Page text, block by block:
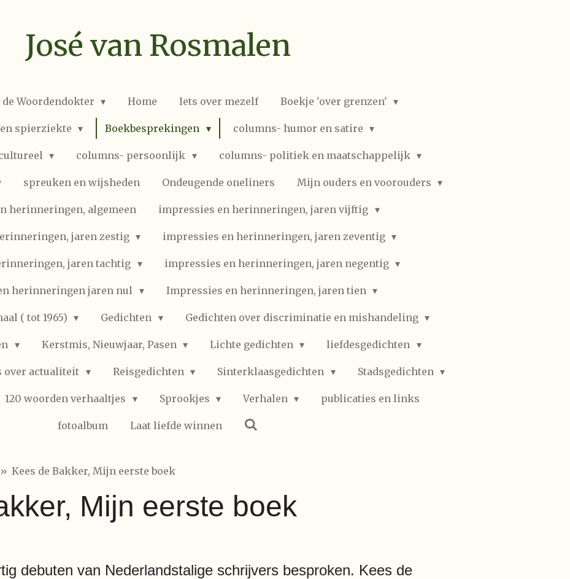
José van Rosmalen
de Woordendokter Home Iets over mezelf Boekje 'over grenzen'
spierziekte Boekbesprekingen columns- humor en satire
columns- persoonlijk columns- politiek en maatschappelijk
spreuken en wijsheden Ondeugende oneliners Mijn ouders en voorouders
herinneringen, algemeen impressies en herinneringen, jaren vijftig
jaren zestig impressies en herinneringen, jaren zeventig
jaren tachtig impressies en herinneringen, jaren negentig
herinneringen jaren nul Impressies en herinneringen, jaren tien
( tot 1965) Gedichten Gedichten over discriminatie en mishandeling
Kerstmis, Nieuwjaar, Pasen Lichte gedichten liefdesgedichten
actualiteit Reisgedichten Sinterklaasgedichten Stadsgedichten
120 woorden verhaaltjes Sprookjes Verhalen publicaties en links
fotoalbum Laat liefde winnen
» Kees de Bakker, Mijn eerste boek
Mijn eerste boek
debuten van Nederlandstalige schrijvers besproken. Kees de